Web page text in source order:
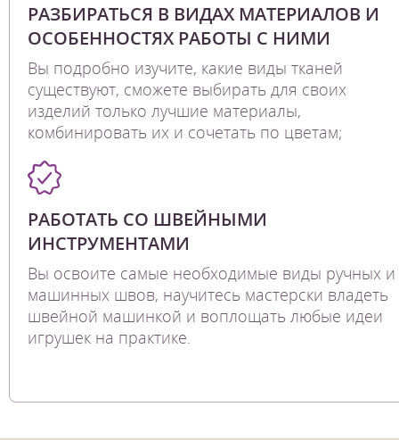
РАЗБИРАТЬСЯ В ВИДАХ МАТЕРИАЛОВ И
ОСОБЕННОСТЯХ РАБОТЫ С НИМИ
Вы подробно изучите, какие виды тканей
существуют, сможете выбирать для своих
изделий только лучшие материалы,
комбинировать их и сочетать по цветам;
РАБОТАТЬ СО ШВЕЙНЫМИ
ИНСТРУМЕНТАМИ
Вы освоите самые необходимые виды ручных и
машинных швов, научитесь мастерски владеть
швейной машинкой и воплощать любые идеи
игрушек на практике.